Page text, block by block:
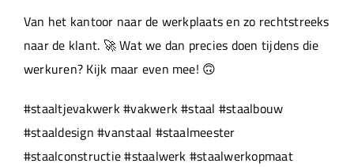
Werken bij
Van het kantoor naar de werkplaats en zo rechtstreeks
naar de klant. 🚀 Wat we dan precies doen tijdens die
werkuren? Kijk maar even mee! 🙃
#staaltjevakwerk #vakwerk #staal #staalbouw
#staaldesign #vanstaal #staalmeester
#staalconstructie #staalwerk #staalwerkopmaat